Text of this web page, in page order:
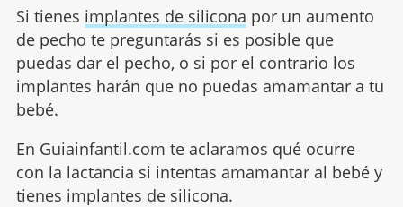
Si tienes implantes de silicona por un aumento
de pecho te preguntarás si es posible que
puedas dar el pecho, o si por el contrario los
implantes harán que no puedas amamantar a tu
bebé.
En Guiainfantil.com te aclaramos qué ocurre
con la lactancia si intentas amamantar al bebé y
tienes implantes de silicona.